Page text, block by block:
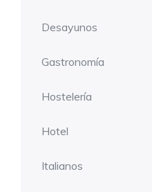
Desayunos
Gastronomía
Hostelería
Hotel
Italianos